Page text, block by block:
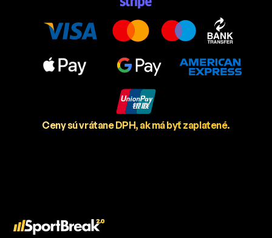
Ceny sú vrátane DPH, ak má byť zaplatené.